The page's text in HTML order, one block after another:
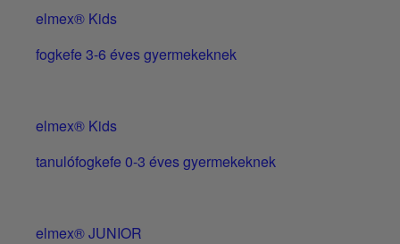
elmex® Kids
fogkefe 3-6 éves gyermekeknek
elmex® Kids
tanulófogkefe 0-3 éves gyermekeknek
elmex® JUNIOR